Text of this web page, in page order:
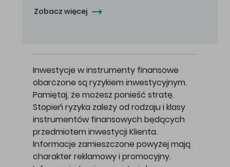
Zobacz więcej
Inwestycje w instrumenty finansowe
obarczone są ryzykiem inwestycyjnym.
Pamiętaj, że możesz ponieść stratę.
Stopień ryzyka zależy od rodzaju i klasy
instrumentów finansowych będących
przedmiotem inwestycji Klienta.
Informacje zamieszczone powyżej mają
charakter reklamowy i promocyjny.